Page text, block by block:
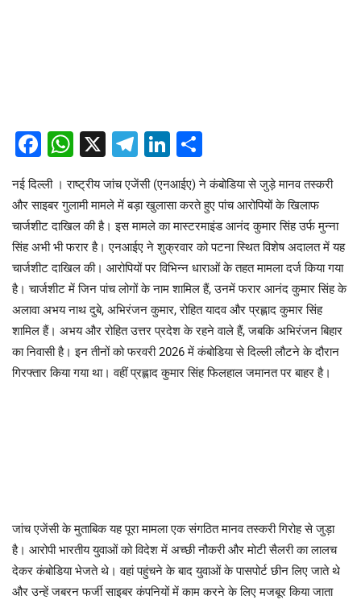
Facebook
WhatsApp
X Telegram
LinkedIn
नई दिल्ली । राष्ट्रीय जांच एजेंसी (एनआईए) ने कंबोडिया से जुड़े मानव तस्करी
और साइबर गुलामी मामले में बड़ा खुलासा करते हुए पांच आरोपियों के खिलाफ
चार्जशीट दाखिल की है। इस मामले का मास्टरमाइंड आनंद कुमार सिंह उर्फ मुन्ना
सिंह अभी भी फरार है। एनआईए ने शुक्रवार को पटना स्थित विशेष अदालत में यह
चार्जशीट दाखिल की। आरोपियों पर विभिन्न धाराओं के तहत मामला दर्ज किया गया
है। चार्जशीट में जिन पांच लोगों के नाम शामिल हैं, उनमें फरार आनंद कुमार सिंह के
अलावा अभय नाथ दुबे, अभिरंजन कुमार, रोहित यादव और प्रह्लाद कुमार सिंह
शामिल हैं। अभय और रोहित उत्तर प्रदेश के रहने वाले हैं, जबकि अभिरंजन बिहार
का निवासी है। इन तीनों को फरवरी 2026 में कंबोडिया से दिल्ली लौटने के दौरान
गिरफ्तार किया गया था। वहीं प्रह्लाद कुमार सिंह फिलहाल जमानत पर बाहर है।
जांच एजेंसी के मुताबिक यह पूरा मामला एक संगठित मानव तस्करी गिरोह से जुड़ा
है। आरोपी भारतीय युवाओं को विदेश में अच्छी नौकरी और मोटी सैलरी का लालच
देकर कंबोडिया भेजते थे। वहां पहुंचने के बाद युवाओं के पासपोर्ट छीन लिए जाते थे
और उन्हें जबरन फर्जी साइबर कंपनियों में काम करने के लिए मजबूर किया जाता